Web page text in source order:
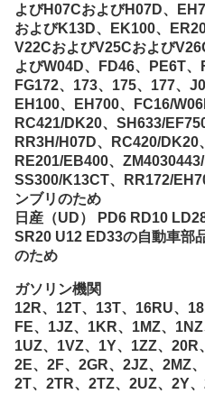
よびH07CおよびH07D、
およびK13D、EK100、
V22CおよびV25Cおよび
よびW04D、FD46、PE6T、
FG172、173、175、177、
EH100、EH700、FC16/
RC421/DK20、SH633/
RR3H/H07D、RC420/DK20
RE201/EB400、
SS300/K13CT、RR172/
ンブリのため
日産（UD） PD6 RD10
SR20 U12 ED33の自動車部
のため
ガソリン機関
12R、12T、13T、16RU、
FE、1JZ、1KR、1MZ、
1UZ、1VZ、1Y、1ZZ、20R
2E、2F、2GR、2JZ、2MZ
2T、2TR、2TZ、2UZ、2Y